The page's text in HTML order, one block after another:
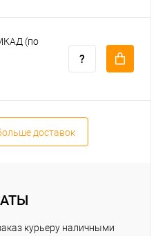
(по
доставок
курьеру наличными